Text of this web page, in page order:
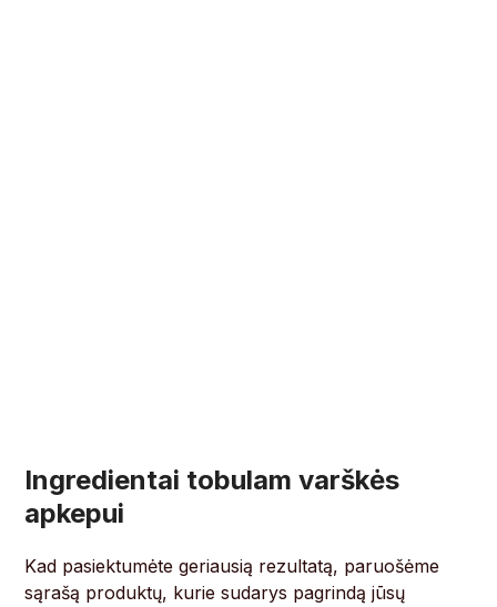
Ingredientai tobulam varškės
apkepui
Kad pasiektumėte geriausią rezultatą, paruošėme
sąrašą produktų, kurie sudarys pagrindą jūsų